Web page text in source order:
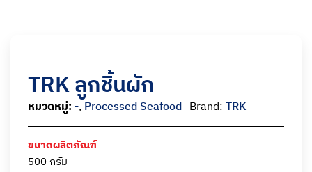
TRK ลูกชิ้นผัก
หมวดหมู่: -,Processed Seafood Brand:TRK
ขนาดผลิตภัณฑ์
500 กรัม